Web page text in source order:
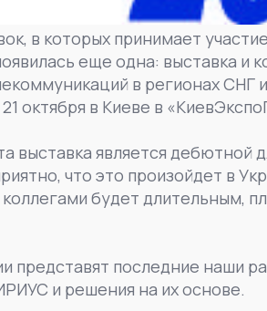
в которых принимает
еще одна: выставка и
в регионах СНГ
октября в Киеве в
выставка является дебютной
что это произойдет в
будет длительным,
представят последние наши
и решения на их основе.